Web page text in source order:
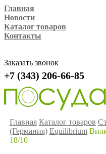
Главная
Новости
Каталог товаров
Контакты
Заказать звонок
+7 (343) 206-66-85
Главная Каталог товаров
(Германия) Equilibrium
18/10